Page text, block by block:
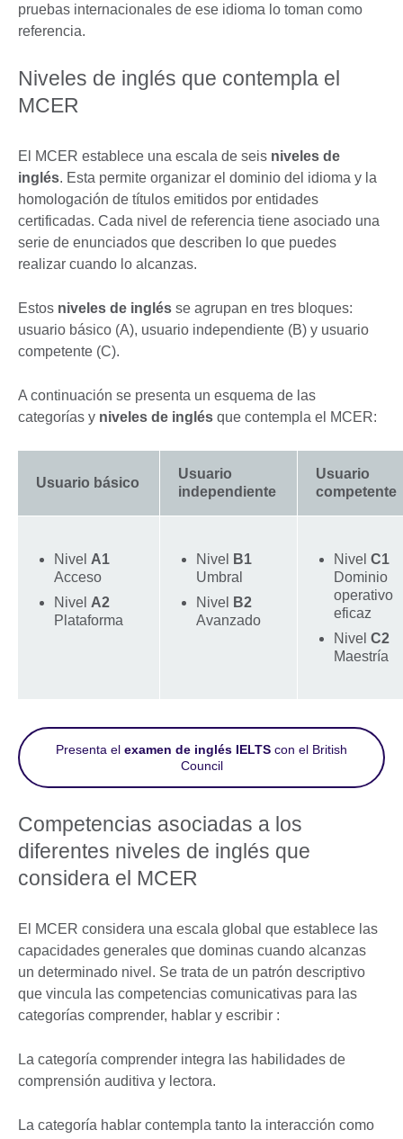
pruebas internacionales de ese idioma lo toman como
referencia.
Niveles de inglés que contempla el
MCER
El MCER establece una escala de seis niveles de
inglés. Esta permite organizar el dominio del idioma y la
homologación de títulos emitidos por entidades
certificadas. Cada nivel de referencia tiene asociado una
serie de enunciados que describen lo que puedes
realizar cuando lo alcanzas.
Estos niveles de inglés se agrupan en tres bloques:
usuario básico (A), usuario independiente (B) y usuario
competente (C).
A continuación se presenta un esquema de las
categorías y niveles de inglés que contempla el MCER:
Usuario básico
Usuario
independiente
Usuario
competente
Nivel A1
Acceso
Nivel A2
Plataforma
Nivel
B1
Umbral
Nivel
B2
Avanzado
Nivel C1
Dominio
operativo
eficaz
Nivel C2
Maestría
Presenta el examen de inglés IELTS con el British
Council
Competencias asociadas a los
diferentes niveles de inglés que
considera el MCER
El MCER considera una escala global que establece las
capacidades generales que dominas cuando alcanzas
un determinado nivel. Se trata de un patrón descriptivo
que vincula las competencias comunicativas para las
categorías comprender, hablar y escribir :
La categoría comprender integra las habilidades de
comprensión auditiva y lectora.
La categoría hablar contempla tanto la interacción como